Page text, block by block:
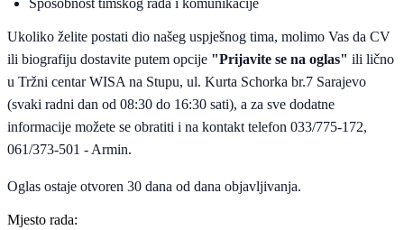
Sposobnost timskog rada i komunikacije
Ukoliko želite postati dio našeg uspješnog tima, molimo Vas da CV
ili biografiju dostavite putem opcije "Prijavite se na oglas" ili lično
u Tržni centar WISA na Stupu, ul. Kurta Schorka br.7 Sarajevo
(svaki radni dan od 08:30 do 16:30 sati), a za sve dodatne
informacije možete se obratiti i na kontakt telefon 033/775-172,
061/373-501 - Armin.
Oglas ostaje otvoren 30 dana od dana objavljivanja.
Mjesto rada: